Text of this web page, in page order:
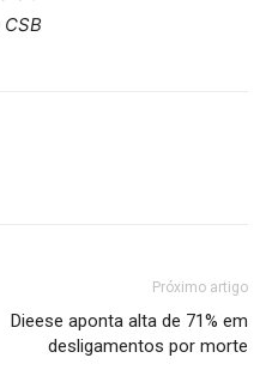
Próximo artigo
Dieese aponta alta de 71% em
desligamentos por morte